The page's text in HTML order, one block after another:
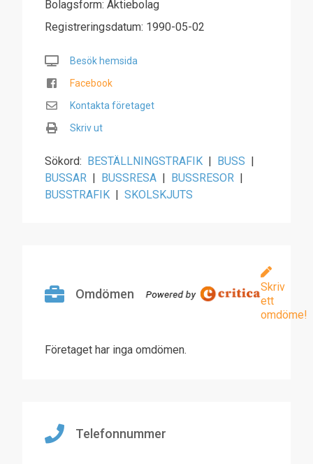
Bolagsform: Aktiebolag
Registreringsdatum: 1990-05-02
Besök hemsida
Facebook
Kontakta företaget
Skriv ut
Sökord: BESTÄLLNINGSTRAFIK | BUSS |
BUSSAR | BUSSRESA | BUSSRESOR |
BUSSTRAFIK | SKOLSKJUTS
Omdömen
Skriv
ett
omdöme!
Företaget har inga omdömen.
Telefonnummer